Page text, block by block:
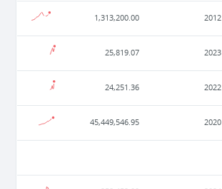
2012
1,313,200.00
2023
25,819.07
2022
24,251.36
2020
45,449,546.95